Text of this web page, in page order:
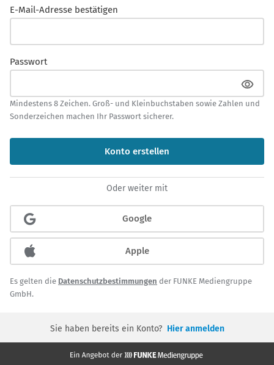
E-Mail-Adresse bestätigen
Passwort
Mindestens 8 Zeichen. Groß- und Kleinbuchstaben sowie Zahlen und
Sonderzeichen machen Ihr Passwort sicherer.
Konto erstellen
Oder weiter mit
Google
Apple
Es gelten die Datenschutzbestimmungen der FUNKE Mediengruppe
GmbH.
Sie haben bereits ein Konto? Hier anmelden